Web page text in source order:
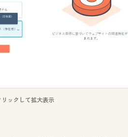
リックして拡大表示